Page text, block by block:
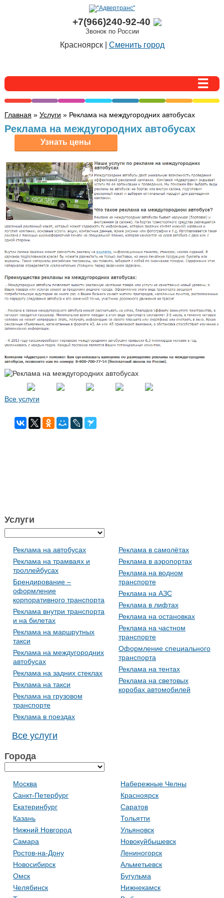
+7(966)240-92-40
Звонок по России
Красноярск | Сменить город
Главная » Услуги » Реклама на междугородних автобусах
Реклама на междугородних автобусах
Все услуги
Услуги
Реклама на автобусах
Реклама на трамваях и
троллейбусах
Брендирование –
оформление
корпоративного транспорта
Реклама внутри транспорта
и на билетах
Реклама на маршрутных
такси
Реклама на междугородних
автобусах
Реклама на задних стеклах
Реклама на такси
Реклама на грузовом
транспорте
Реклама в поездах
Реклама в самолётах
Реклама в аэропортах
Реклама на водном
транспорте
Реклама на АЗС
Реклама в лифтах
Реклама на остановках
Реклама на частном
транспорте
Оформление специального
транспорта
Реклама на тентах
Реклама на световых
коробах автомобилей
Все услуги
Города
Москва
Санкт-Петербург
Екатеринбург
Казань
Нижний Новгород
Самара
Ростов-на-Дону
Новосибирск
Омск
Челябинск
Набережные Челны
Красноярск
Саратов
Тольятти
Ульяновск
Новокуйбышевск
Лениногорск
Альметьевск
Бугульма
Нижнекамск